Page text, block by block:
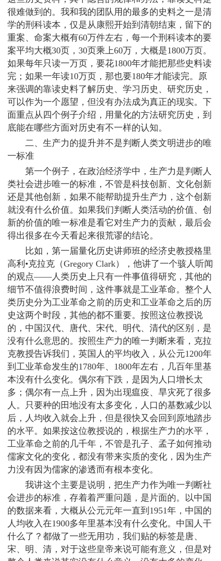
很难做到的。我和我的团队用的最多的史料之一是清
学的刑科读本，仅是从康熙开始到清朝结束，留下的
重案、命案大概有60万件左右，每一个刑科读本的要
案平均大概30页，30页乘上60万，大概是1800万页。
如果每年只读一万页，要花1800年才能把那些史料读
完；如果一年读10万页，那也要180年才能读完。原
来强调的靠读史料了解历史、学习历史、研究历史，
可以作为一个愿望，但没有办法成为真正的现实。下
面重点从四个例子介绍，用量化的方法研究历史，到
底能在哪些方面对历史有不一样的认知。
二、生产力的提升并不是判断人类文明进步的唯
一标准
第一个例子，在政治经济学中，生产力是判断人
类社会进步唯一的标准，不管是科技创新、文化创新
还是其他创新，如果不能帮助提升生产力，这个创新
就没有什么价值。如果我们判断人类活动的价值、创
新的价值的唯一标准是看它对生产力的贡献，最后会
得出很多在今天看起来很荒谬的结论。
比如，第一届量化历史讲师班的经济史教授格里
高利•克拉克（Gregory Clark），他讲了一个骇人听闻
的观点——人类历史上只有一件事值得研究，其他的
细节不值得浪费时间，这件事就是工业革命。整个人
类历史分为工业革命之前的历史和工业革命之后的历
史这两个时段，其他的都不重要。按照这位教授说
的，中国汉代、唐代、宋代、明代、清代的区别，是
没有什么意思的。按照生产力的唯一判断来看，克拉
克教授告诉我们，英国人的平均收入，从公元1200年
到工业革命发生的1780年、1800年左右，几百年里基
本没有什么变化。偶尔有下跌，是因为人口增长太
多；偶尔有一点上升，因为出现瘟疫、旱灾死了很多
人。只要种的田地没有太多变化，人口的基数减少以
后，人均收入就会上升，但是很快又会回到原地踏步
的水平。如果按这位教授说的，根据生产力的水平，
工业革命之前的几千年，不管是孔子、孟子如何推动
儒家文化的变化，都没有带来实质的变化，因为生产
力没有因为儒家的渗透而有根本变化。
我讲这个主要是说明，把生产力作为唯一判断社
会进步的标准，存着着严重问题，是片面的。以中国
的数据来看，大概从公元元年一直到1951年，中国的
人均收入在1900多年里基本没有什么变化。中国人干
什么了？都做了一些无用功，我们贴的标签是唐、
宋、明、清，对于这些皇帝来说可能有意义，但是对